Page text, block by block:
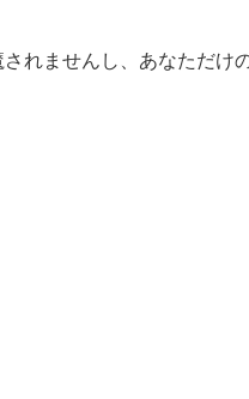
れませんし、あなただけ